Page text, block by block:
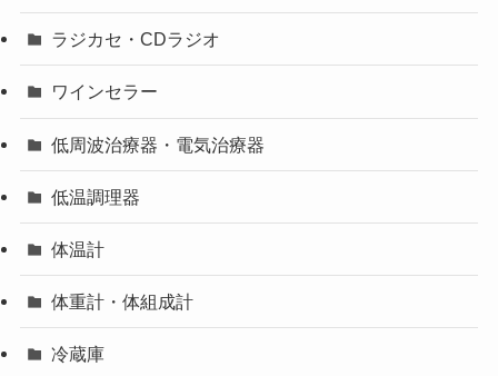
ラジカセ・CDラジオ
ワインセラー
低周波治療器・電気治療器
低温調理器
体温計
体重計・体組成計
冷蔵庫